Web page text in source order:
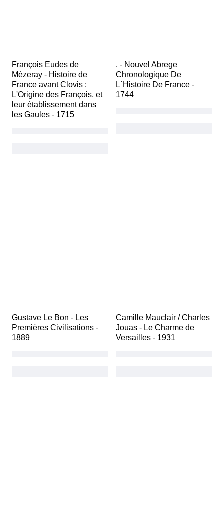
François Eudes de
Mézeray - Histoire de
France avant Clovis :
L'Origine des François, et
leur établissement dans
les Gaules - 1715
. - Nouvel Abrege
Chronologique De
L`Histoire De France -
1744
Gustave Le Bon - Les
Premières Civilisations -
1889
Camille Mauclair / Charles
Jouas - Le Charme de
Versailles - 1931